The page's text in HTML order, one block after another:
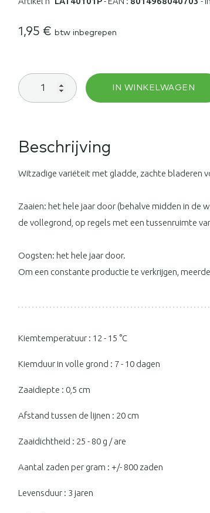
1,95 € btw inbegrepen
Snijsla
blonde
met
aantal
IN WINKELWAGEN
Beschrijving
Witzadige variëteit met gladde, zachte bladeren
Zaaien: het hele jaar door (behalve midden in de
de vollegrond, op regels met een tussenruimte
Oogsten: het hele jaar door.
Om een constante productie te verkrijgen,
Kiemtemperatuur : 12 - 15 °C
Kiemduur in volle grond : 7 - 10 dagen
Zaaidiepte : 0,5 cm
Afstand tussen de lijnen : 20 cm
Zaaidichtheid : 25 - 80 g / are
Aantal zaden per gram : +/- 800 zaden
Levensduur : 3 jaren